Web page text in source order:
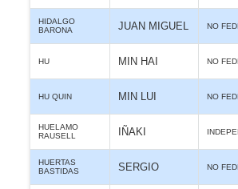
HIDALGO
BARONA
JUAN MIGUEL NO
HU MIN HAI NO
HU QUIN MIN LUI NO
HUELAMO
RAUSELL
IÑAKI
HUERTAS
BASTIDAS
SERGIO NO